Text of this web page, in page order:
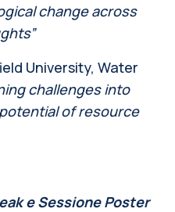
change across
University, Water
challenges into
of resource
e Sessione Poster